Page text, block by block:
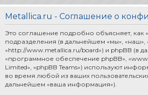
Metallica.ru - Соглашение о
Это соглашение подробно объясняет, как
подразделения (в дальнейшем «мы», «наш»,
«http://www.metallica.ru/board») и phpBB (в
«программное обеспечение phpBB»,
Limited», «phpBB Teams») используют
во время любой из ваших
дальнейшем «ваша информация»).